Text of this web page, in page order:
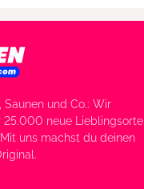
Saunen und Co.: Wir
25.000 neue Lieblingsorte
uns machst du deinen